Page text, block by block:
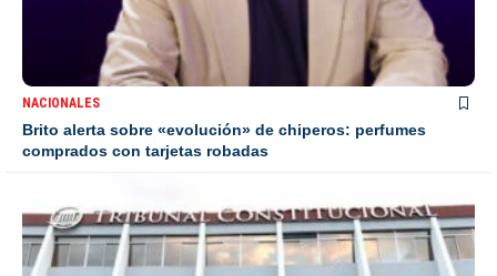
NACIONALES
Brito alerta sobre «evolución» de chiperos: perfumes
comprados con tarjetas robadas